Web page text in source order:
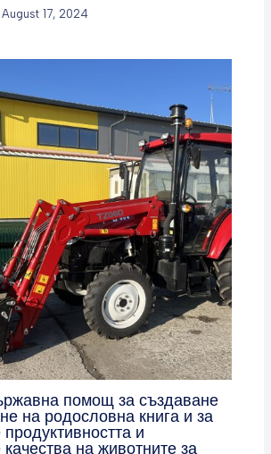
August 17, 2024
помощ за създаване
на родословна книга и за
и
качества на животните за